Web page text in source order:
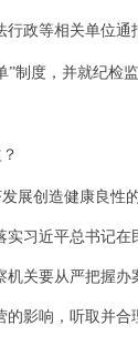
政等相关单位
”制度，并就纪检
展创造健康良性
习近平总书记
关要从严把握
影响，听取并